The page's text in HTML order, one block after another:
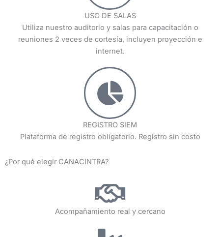
USO DE SALAS
Utiliza nuestro auditorio y salas para capacitación o
reuniones 2 veces de cortesía, incluyen proyección e
internet.
REGISTRO SIEM
Plataforma de registro obligatorio. Registro sin costo
¿Por qué elegir CANACINTRA?
Acompañamiento real y cercano